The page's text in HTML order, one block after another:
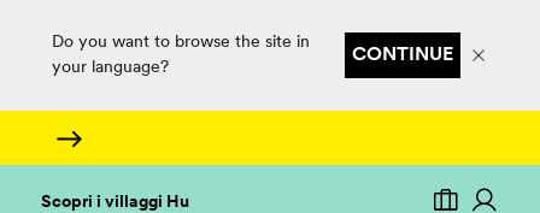
Do you want to browse the site in
your language?
CONTINUE
Scopri i villaggi Hu